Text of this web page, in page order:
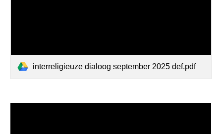
interreligieuze dialoog september 2025 def.pdf